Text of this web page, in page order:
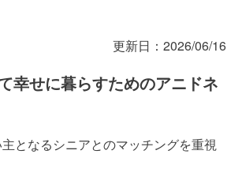
でゆっくりと関係を築ける家庭との
験を重ねたシニア世代との暮らしは、
、シニア犬猫と高齢者をつなぐ「シ
り多くのシニア犬猫に終のすみかを
更新日： 2026/06/16
幸せに暮らすためのアニドネ
となるシニアとのマッチングを重視